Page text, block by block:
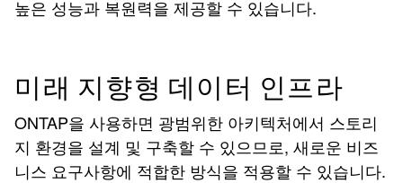
높은 성능과 복원력을 제공할 수 있습니다.
미래 지향형 데이터 인프라
ONTAP을 사용하면 광범위한 아키텍처에서 스토리
지 환경을 설계 및 구축할 수 있으므로, 새로운 비즈
니스 요구사항에 적합한 방식을 적용할 수 있습니다.